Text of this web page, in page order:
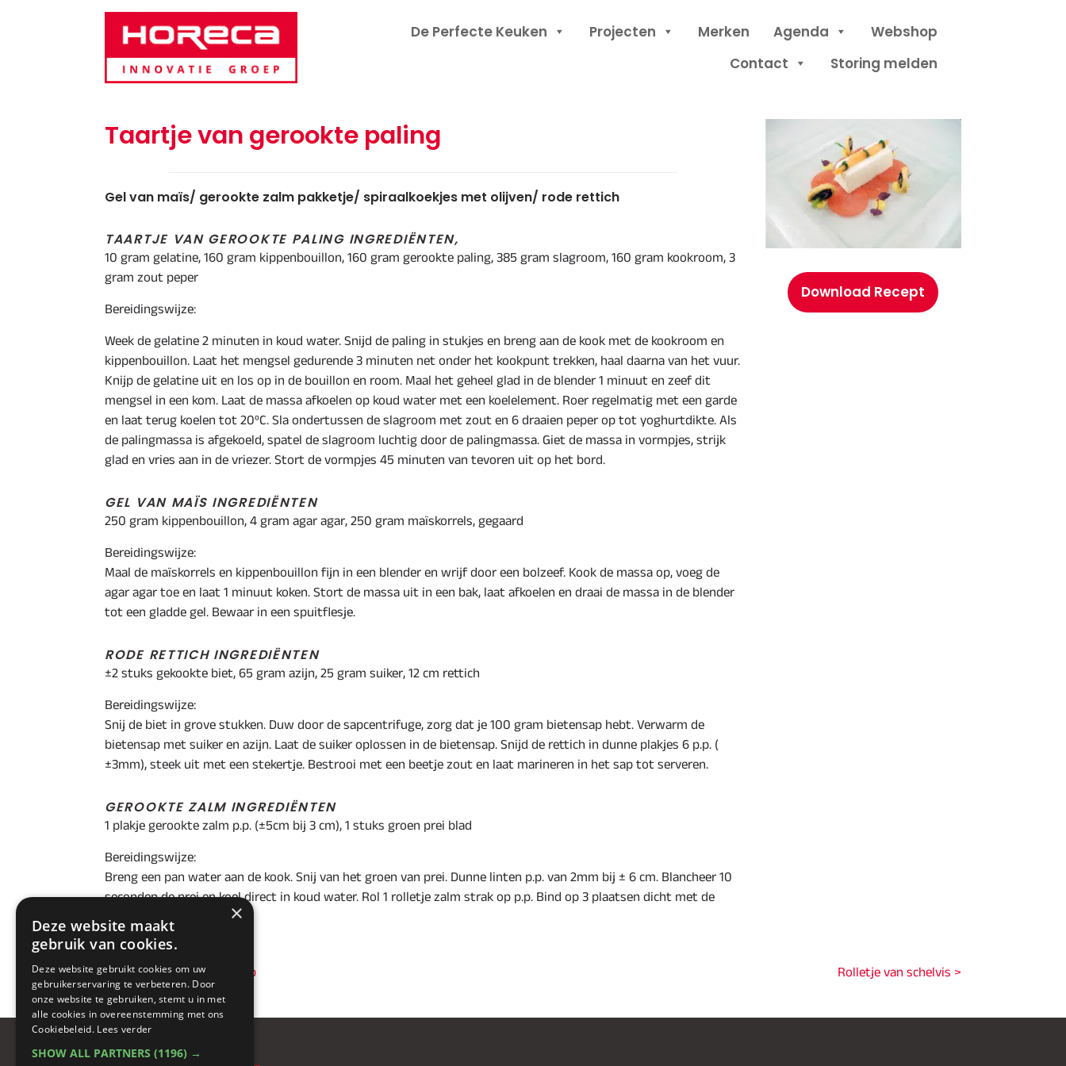
Horeca Innovatie Groep
Header
De Perfecte Keuken Projecten Merken Agenda
Webshop
Contact
Storing melden
Taartje van gerookte paling
Gel van maïs/ gerookte zalm pakketje/ spiraalkoekjes met olijven/ rode rettich
TAARTJE VAN GEROOKTE PALING INGREDIËNTEN,
10 gram gelatine, 160 gram kippenbouillon, 160 gram gerookte paling, 385 gram slagroom, 160 gram kookroom, 3
gram zout peper
Bereidingswijze:
Week de gelatine 2 minuten in koud water. Snijd de paling in stukjes en breng aan de kook met de kookroom en
kippenbouillon. Laat het mengsel gedurende 3 minuten net onder het kookpunt trekken, haal daarna van het vuur.
Knijp de gelatine uit en los op in de bouillon en room. Maal het geheel glad in de blender 1 minuut en zeef dit
mengsel in een kom. Laat de massa afkoelen op koud water met een koelelement. Roer regelmatig met een garde
en laat terug koelen tot 20ºC. Sla ondertussen de slagroom met zout en 6 draaien peper op tot yoghurtdikte. Als
de palingmassa is afgekoeld, spatel de slagroom luchtig door de palingmassa. Giet de massa in vormpjes, strijk
glad en vries aan in de vriezer. Stort de vormpjes 45 minuten van tevoren uit op het bord.
GEL VAN MAÏS INGREDIËNTEN
250 gram kippenbouillon, 4 gram agar agar, 250 gram maïskorrels, gegaard
Bereidingswijze:
Maal de maïskorrels en kippenbouillon fijn in een blender en wrijf door een bolzeef. Kook de massa op, voeg de
agar agar toe en laat 1 minuut koken. Stort de massa uit in een bak, laat afkoelen en draai de massa in de blender
tot een gladde gel. Bewaar in een spuitflesje.
RODE RETTICH INGREDIËNTEN
±2 stuks gekookte biet, 65 gram azijn, 25 gram suiker, 12 cm rettich
Bereidingswijze:
Snij de biet in grove stukken. Duw door de sapcentrifuge, zorg dat je 100 gram bietensap hebt. Verwarm de
bietensap met suiker en azijn. Laat de suiker oplossen in de bietensap. Snijd de rettich in dunne plakjes 6 p.p. (
±3mm), steek uit met een stekertje. Bestrooi met een beetje zout en laat marineren in het sap tot serveren.
GEROOKTE ZALM INGREDIËNTEN
1 plakje gerookte zalm p.p. (±5cm bij 3 cm), 1 stuks groen prei blad
Bereidingswijze:
Breng een pan water aan de kook. Snij van het groen van prei. Dunne linten p.p. van 2mm bij ± 6 cm. Blancheer 10
seconden de prei en koel direct in koud water. Rol 1 rolletje zalm strak op p.p. Bind op 3 plaatsen dicht met de
Download Recept
< Cannelloni Radijs en Krab Rolletje van schelvis >
×
Deze website maakt
gebruik van cookies.
Deze website gebruikt cookies om uw
gebruikerservaring te verbeteren. Door
onze website te gebruiken, stemt u in met
alle cookies in overeenstemming met ons
Cookiebeleid. Lees verder
SHOW ALL PARTNERS (1196) →